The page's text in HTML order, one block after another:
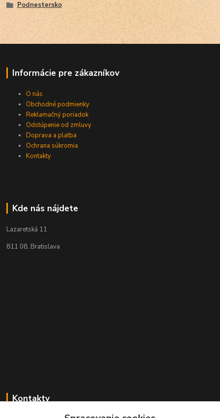
Podnestersko
Informácie pre zákazníkov
O nás
Obchodné podmienky
Reklamačný poriadok
Odstúpenie od zmluvy
Doprava a platba
Ochrana súkromia
Kontakty
Kde nás nájdete
Lazaretská 11
811 08, Bratislava
Kontakty